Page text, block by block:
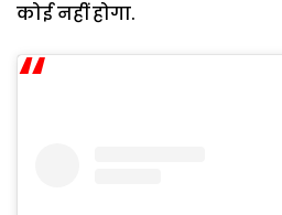
कोई नहीं होगा.